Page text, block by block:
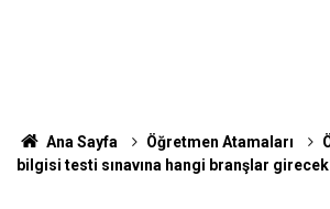
Ana Sayfa Öğretmen Atamaları
bilgisi testi sınavına hangi branşlar